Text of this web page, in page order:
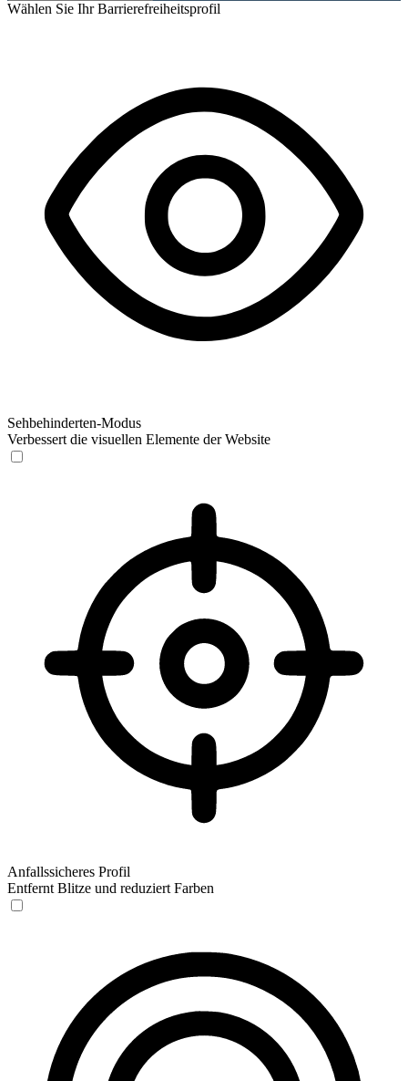
Wählen Sie Ihr Barrierefreiheitsprofil
Sehbehinderten-Modus
Verbessert die visuellen Elemente der Website
Anfallssicheres Profil
Entfernt Blitze und reduziert Farben